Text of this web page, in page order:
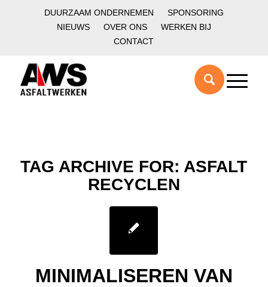
DUURZAAM ONDERNEMEN
SPONSORING
NIEUWS
OVER ONS
WERKEN BIJ
CONTACT
TAG ARCHIVE FOR: ASFALT
RECYCLEN
MINIMALISEREN VAN